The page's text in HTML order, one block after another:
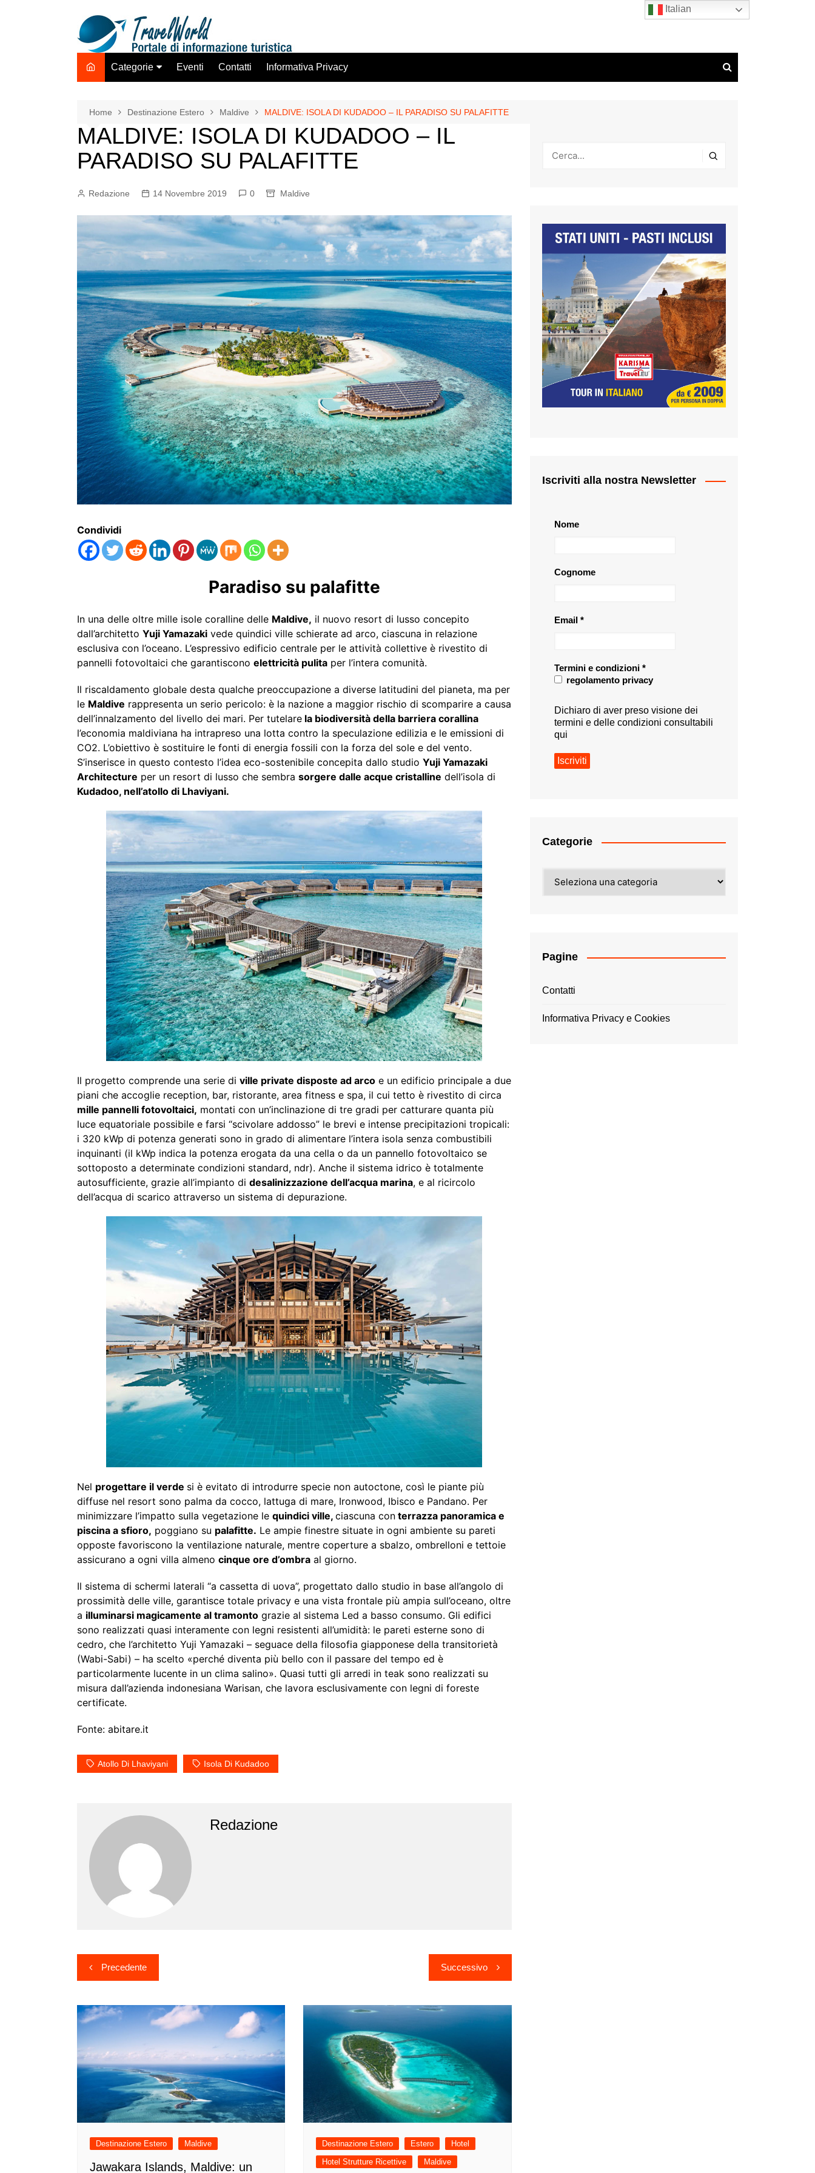
Categorie
Destinazione Italia
TO ADV OLTA
Trasporti
Hotel Strutture Ricettive
Istituzioni Associazioni
Assicurazioni Servizi
Tecnologie Mercato
Eventi Contatti Informativa Privacy
Home Destinazione Estero Maldive MALDIVE: ISOLA DI KUDADOO – IL PARADISO SU PALAFITTE
MALDIVE: ISOLA DI KUDADOO – IL
PARADISO SU PALAFITTE
Redazione 14 Novembre 2019 0 Maldive
Condividi
Paradiso su palafitte
In una delle oltre mille isole coralline delle Maldive, il nuovo resort di lusso concepito
dall’architetto Yuji Yamazaki vede quindici ville schierate ad arco, ciascuna in relazione
esclusiva con l’oceano. L’espressivo edificio centrale per le attività collettive è rivestito di
pannelli fotovoltaici che garantiscono elettricità pulita per l’intera comunità.
Il riscaldamento globale desta qualche preoccupazione a diverse latitudini del pianeta, ma per
le Maldive rappresenta un serio pericolo: è la nazione a maggior rischio di scomparire a causa
dell’innalzamento del livello dei mari. Per tutelare la biodiversità della barriera corallina
l’economia maldiviana ha intrapreso una lotta contro la speculazione edilizia e le emissioni di
CO2. L’obiettivo è sostituire le fonti di energia fossili con la forza del sole e del vento.
S’inserisce in questo contesto l’idea eco-sostenibile concepita dallo studio Yuji Yamazaki
Architecture per un resort di lusso che sembra sorgere dalle acque cristalline dell’isola di
Kudadoo, nell’atollo di Lhaviyani.
Il progetto comprende una serie di ville private disposte ad arco e un edificio principale a due
piani che accoglie reception, bar, ristorante, area fitness e spa, il cui tetto è rivestito di circa
mille pannelli fotovoltaici, montati con un’inclinazione di tre gradi per catturare quanta più
luce equatoriale possibile e farsi “scivolare addosso” le brevi e intense precipitazioni tropicali:
i 320 kWp di potenza generati sono in grado di alimentare l’intera isola senza combustibili
inquinanti (il kWp indica la potenza erogata da una cella o da un pannello fotovoltaico se
sottoposto a determinate condizioni standard, ndr). Anche il sistema idrico è totalmente
autosufficiente, grazie all’impianto di desalinizzazione dell’acqua marina, e al ricircolo
dell’acqua di scarico attraverso un sistema di depurazione.
Nel progettare il verde si è evitato di introdurre specie non autoctone, così le piante più
diffuse nel resort sono palma da cocco, lattuga di mare, Ironwood, Ibisco e Pandano. Per
minimizzare l’impatto sulla vegetazione le quindici ville, ciascuna con terrazza panoramica e
piscina a sfioro, poggiano su palafitte. Le ampie finestre situate in ogni ambiente su pareti
opposte favoriscono la ventilazione naturale, mentre coperture a sbalzo, ombrelloni e tettoie
assicurano a ogni villa almeno cinque ore d’ombra al giorno.
Il sistema di schermi laterali “a cassetta di uova”, progettato dallo studio in base all’angolo di
prossimità delle ville, garantisce totale privacy e una vista frontale più ampia sull’oceano, oltre
a illuminarsi magicamente al tramonto grazie al sistema Led a basso consumo. Gli edifici
sono realizzati quasi interamente con legni resistenti all’umidità: le pareti esterne sono di
cedro, che l’architetto Yuji Yamazaki – seguace della filosofia giapponese della transitorietà
(Wabi-Sabi) – ha scelto «perché diventa più bello con il passare del tempo ed è
particolarmente lucente in un clima salino». Quasi tutti gli arredi in teak sono realizzati su
misura dall’azienda indonesiana Warisan, che lavora esclusivamente con legni di foreste
certificate.
Fonte: abitare.it
Atollo Di Lhaviyani Isola Di Kudadoo
Redazione
Navigazione
articoli
Precedente Successivo
Destinazione Estero Maldive
Jawakara Islands, Maldive: un
Destinazione Estero Estero
Hotel
Hotel Strutture Ricettive
Maldive
Iscriviti alla nostra Newsletter
Nome
Cognome
Email *
Termini e condizioni *
regolamento privacy
Dichiaro di aver preso visione dei
termini e delle condizioni consultabili
qui
Categorie
Pagine
Contatti
Informativa Privacy e Cookies
Italian